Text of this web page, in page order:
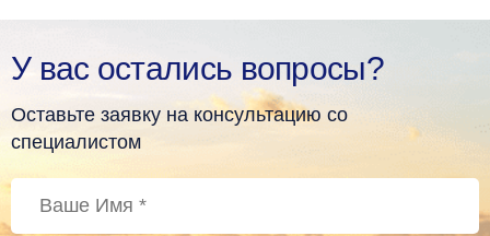
У вас остались вопросы?
Оставьте заявку на консультацию со
специалистом